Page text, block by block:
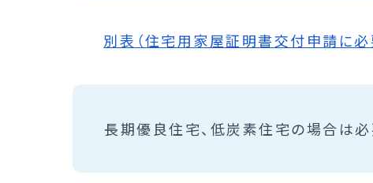
別表（住宅用家屋証明書交付申請に
長期優良住宅、低炭素住宅の場合は必